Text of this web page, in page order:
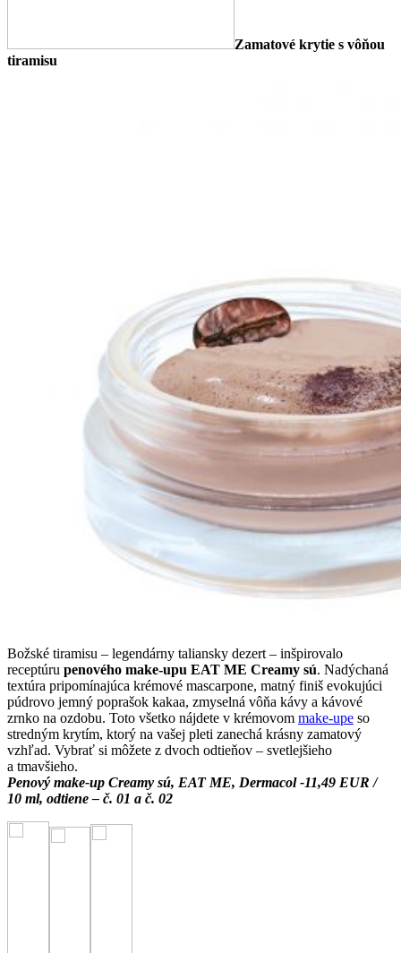
Zamatové krytie s vôňou
tiramisu
Božské tiramisu – legendárny taliansky dezert – inšpirovalo
receptúru penového make-upu EAT ME Creamy sú. Nadýchaná
textúra pripomínajúca krémové mascarpone, matný finiš evokujúci
púdrovo jemný poprašok kakaa, zmyselná vôňa kávy a kávové
zrnko na ozdobu. Toto všetko nájdete v krémovom make-upe so
stredným krytím, ktorý na vašej pleti zanechá krásny zamatový
vzhľad. Vybrať si môžete z dvoch odtieňov – svetlejšieho
a tmavšieho.
Penový make-up Creamy sú, EAT ME, Dermacol -11,49 EUR /
10 ml, odtiene – č. 01 a č. 02